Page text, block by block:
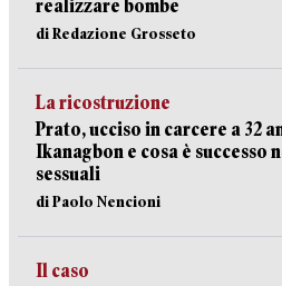
realizzare bombe
di Redazione Grosseto
La ricostruzione
Prato, ucciso in carcere a 32
Ikanagbon e cosa è successo
sessuali
di Paolo Nencioni
Il caso